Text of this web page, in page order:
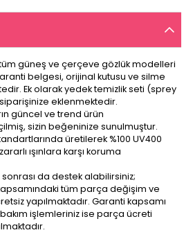
güneş ve çerçeve gözlük modelleri
belgesi, orijinal kutusu ve silme
Ek olarak yedek temizlik seti (sprey
eklenmektedir.
güncel ve trend ürün
sizin beğeninize sunulmuştur.
üretilerek %100 UV400
ışınlara karşı koruma
sonrası da destek alabilirsiniz;
tüm parça değişim ve
yapılmaktadır. Garanti kapsamı
işlemleriniz ise parça ücreti